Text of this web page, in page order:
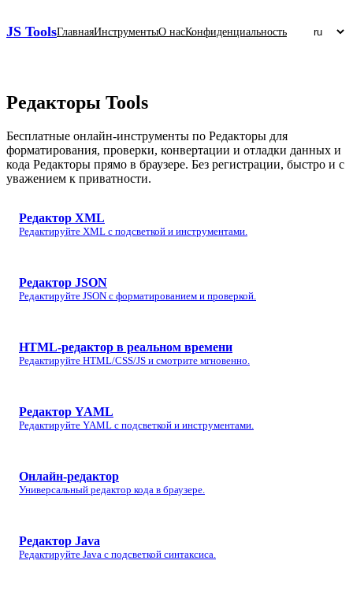
JS ToolsГлавнаяИнструментыО насКонфиденциальность
Редакторы Tools
Бесплатные онлайн‑инструменты по Редакторы для
форматирования, проверки, конвертации и отладки данных и
кода Редакторы прямо в браузере. Без регистрации, быстро и с
уважением к приватности.
Редактор XML
Редактируйте XML с подсветкой и инструментами.
Редактор JSON
Редактируйте JSON с форматированием и проверкой.
HTML‑редактор в реальном времени
Редактируйте HTML/CSS/JS и смотрите мгновенно.
Редактор YAML
Редактируйте YAML с подсветкой и инструментами.
Онлайн‑редактор
Универсальный редактор кода в браузере.
Редактор Java
Редактируйте Java с подсветкой синтаксиса.